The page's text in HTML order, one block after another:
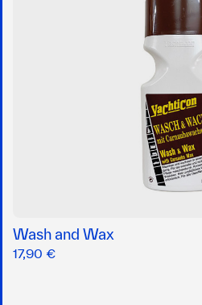
Wash and Wax
17,90 €